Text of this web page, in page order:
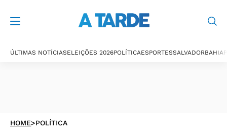
ÚLTIMAS NOTÍCIASELEIÇÕES 2026POLÍTICAESPORTESSALVADORBAHIA
HOME>POLÍTICA